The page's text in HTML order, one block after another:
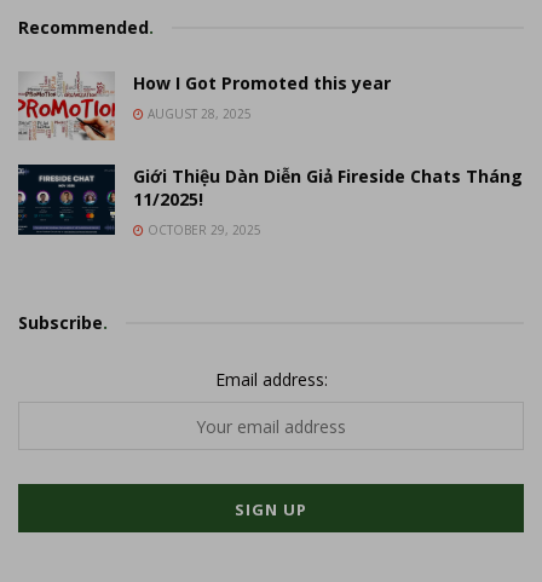
Recommended.
How I Got Promoted this year
AUGUST 28, 2025
Giới Thiệu Dàn Diễn Giả Fireside Chats Tháng
11/2025!
OCTOBER 29, 2025
Subscribe.
Email address: